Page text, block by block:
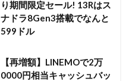
り期間限定セール! 13Rはス
ナドラ8Gen3搭載でなんと
599ドル
【再増額】LINEMOで2万
0000円相当キャッシュバッ